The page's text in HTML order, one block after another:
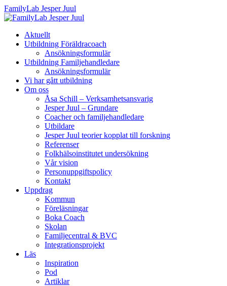
FamilyLab Jesper Juul
Aktuellt
Utbildning Föräldracoach
Ansökningsformulär
Utbildning Familjehandledare
Ansökningsformulär
Vi har gått utbildning
Om oss
Åsa Schill – Verksamhetsansvarig
Jesper Juul – Grundare
Coacher och familjehandledare
Utbildare
Jesper Juul teorier kopplat till forskning
Referenser
Folkhälsoinstitutet undersökning
Vår vision
Personuppgiftspolicy
Kontakt
Uppdrag
Kommun
Föreläsningar
Boka Coach
Skolan
Familjecentral & BVC
Integrationsprojekt
Läs
Inspiration
Pod
Artiklar